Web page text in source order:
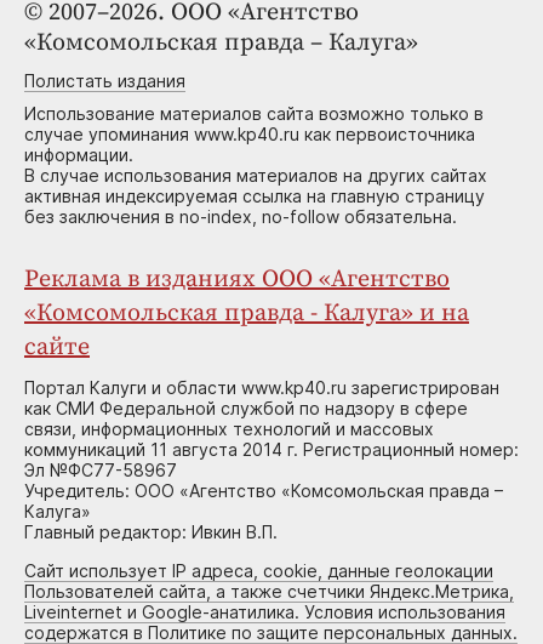
© 2007–2026. ООО «Агентство
«Комсомольская правда – Калуга»
Полистать издания
Использование материалов сайта возможно только в
случае упоминания www.kp40.ru как первоисточника
информации.
В случае использования материалов на других сайтах
активная индексируемая ссылка на главную страницу
без заключения в no-index, no-follow обязательна.
Реклама в изданиях ООО «Агентство
«Комсомольская правда - Калуга» и на
сайте
Портал Калуги и области www.kp40.ru зарегистрирован
как СМИ Федеральной службой по надзору в сфере
связи, информационных технологий и массовых
коммуникаций 11 августа 2014 г. Регистрационный номер:
Эл №ФС77-58967
Учредитель: ООО «Агентство «Комсомольская правда –
Калуга»
Главный редактор: Ивкин В.П.
Сайт использует IP адреса, cookie, данные геолокации
Пользователей сайта, а также счетчики Яндекс.Метрика,
Liveinternet и Google-анатилика. Условия использования
содержатся в Политике по защите персональных данных.